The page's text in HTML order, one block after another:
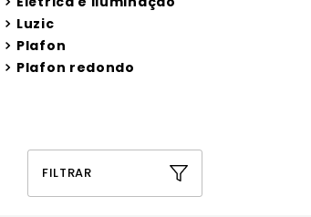
Luzic
Plafon
Plafon redondo
FILTRAR